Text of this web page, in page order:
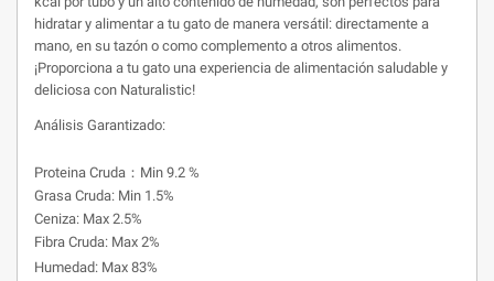
hidratar y alimentar a tu gato de manera versátil: directamente a
mano, en su tazón o como complemento a otros alimentos.
¡Proporciona a tu gato una experiencia de alimentación saludable y
deliciosa con Naturalistic!
Análisis Garantizado:
Proteina Cruda：Min 9.2 %
Grasa Cruda: Min 1.5%
Ceniza: Max 2.5%
Fibra Cruda: Max 2%
Humedad: Max 83%